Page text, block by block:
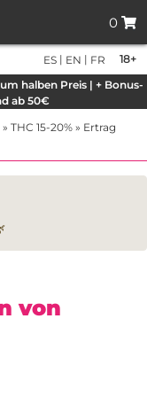
0
18+
ES | EN | FR
halben Preis | + Bonus-
ab 50€
» THC 15-20% » Ertrag
von